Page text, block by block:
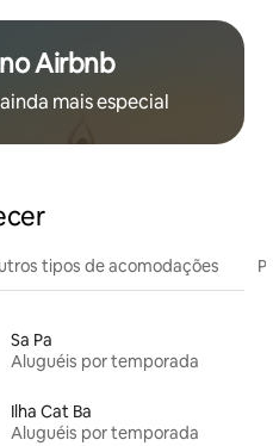
Airbnb
mais especial
tipos de acomodações
Sa Pa
Aluguéis por temporada
Ilha Cat Ba
Aluguéis por temporada